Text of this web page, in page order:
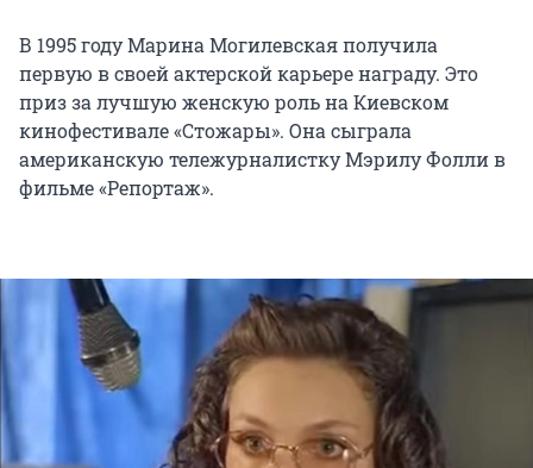
В 1995 году Марина Могилевская получила
первую в своей актерской карьере награду. Это
приз за лучшую женскую роль на Киевском
кинофестивале «Стожары». Она сыграла
американскую тележурналистку Мэрилу Фолли в
фильме «Репортаж».